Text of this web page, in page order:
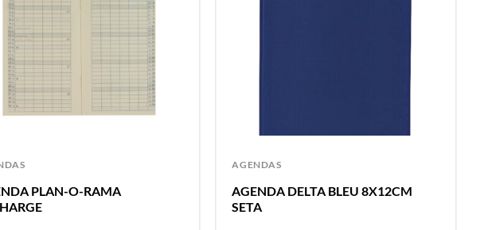
PLAN-O-RAMA
AGENDAS
AGENDA DELTA BLEU 8X12CM
SETA